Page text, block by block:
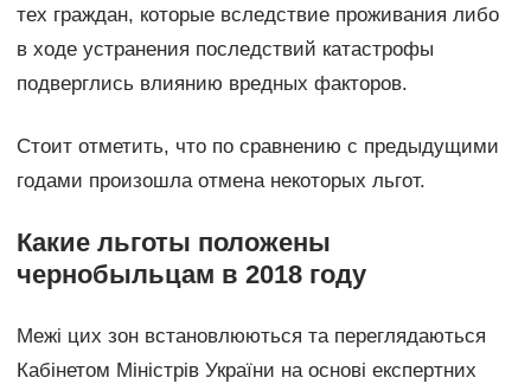
тех граждан, которые вследствие проживания либо
в ходе устранения последствий катастрофы
подверглись влиянию вредных факторов.
Стоит отметить, что по сравнению с предыдущими
годами произошла отмена некоторых льгот.
Какие льготы положены
чернобыльцам в 2018 году
Межі цих зон встановлюються та переглядаються
Кабінетом Міністрів України на основі експертних